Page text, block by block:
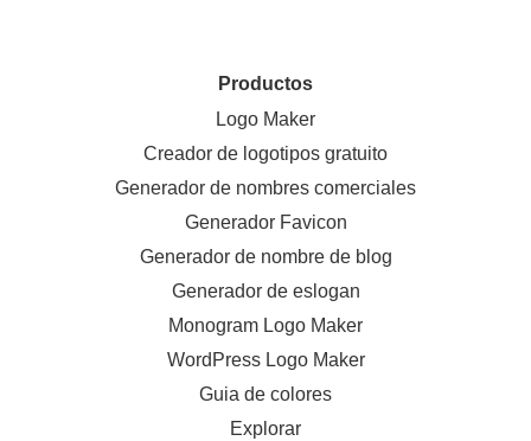
Productos
Logo Maker
Creador de logotipos gratuito
Generador de nombres comerciales
Generador Favicon
Generador de nombre de blog
Generador de eslogan
Monogram Logo Maker
WordPress Logo Maker
Guia de colores
Explorar